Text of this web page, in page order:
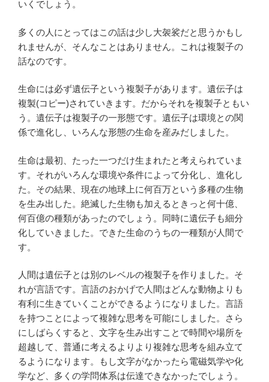
いくでしょう。
多くの人にとってはこの話は少し大袈裟だと思うかもし
れませんが、そんなことはありません。これは複製子の
話なのです。
生命には必ず遺伝子という複製子があります。遺伝子は
複製(コピー)されていきます。だからそれを複製子ともい
う。遺伝子は複製子の一形態です。遺伝子は環境との関
係で進化し、いろんな形態の生命を産みだしました。
生命は最初、たった一つだけ生まれたと考えられていま
す。それがいろんな環境や条件によって分化し、進化し
た。その結果、現在の地球上に何百万という多種の生物
を生み出した。絶滅した生物も加えるときっと何十億、
何百億の種類があったのでしょう。同時に遺伝子も細分
化していきました。できた生命のうちの一種類が人間で
す。
人間は遺伝子とは別のレベルの複製子を作りました。そ
れが言語です。言語のおかげで人間はどんな動物よりも
有利に生きていくことができるようになりました。言語
を持つことによって複雑な思考を可能にしました。さら
にしばらくすると、文字を生み出すことで時間や場所を
超越して、普通に考えるよりより複雑な思考を組み立て
るようになります。もし文字がなかったら電磁気学や化
学など、多くの学問体系は伝達できなかったでしょう。